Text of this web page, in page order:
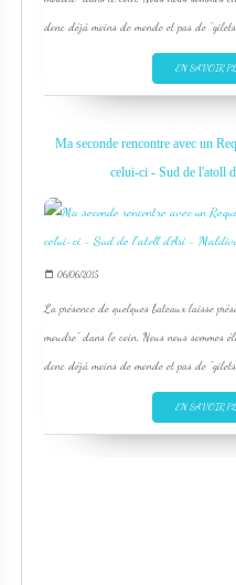
donc déjà moins de monde et pas de
EN SAVOIR
Ma seconde rencontre avec un
celui-ci - Sud de l'atoll
06/06/2015
La présence de quelques bateaux laisse
moudre" dans le coin. Nous nous sommes
donc déjà moins de monde et pas de
EN SAVOIR